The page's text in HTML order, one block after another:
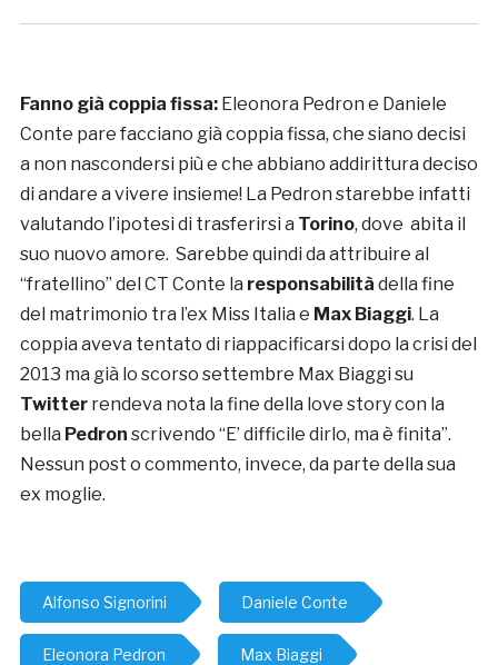
Fanno già coppia fissa:Eleonora Pedron e Daniele
Conte pare facciano già coppia fissa, che siano decisi
a non nascondersi più e che abbiano addirittura deciso
di andare a vivere insieme! La Pedron starebbe infatti
valutando l’ipotesi di trasferirsi a Torino, dove abita il
suo nuovo amore. Sarebbe quindi da attribuire al
“fratellino” del CT Conte la responsabilità della fine
del matrimonio tra l’ex Miss Italia e Max Biaggi. La
coppia aveva tentato di riappacificarsi dopo la crisi del
2013 ma già lo scorso settembre Max Biaggi su
Twitterrendeva nota la fine della love story con la
bella Pedron scrivendo “E’ difficile dirlo, ma è finita”.
Nessun post o commento, invece, da parte della sua
ex moglie.
Alfonso Signorini Daniele Conte
Eleonora Pedron Max Biaggi